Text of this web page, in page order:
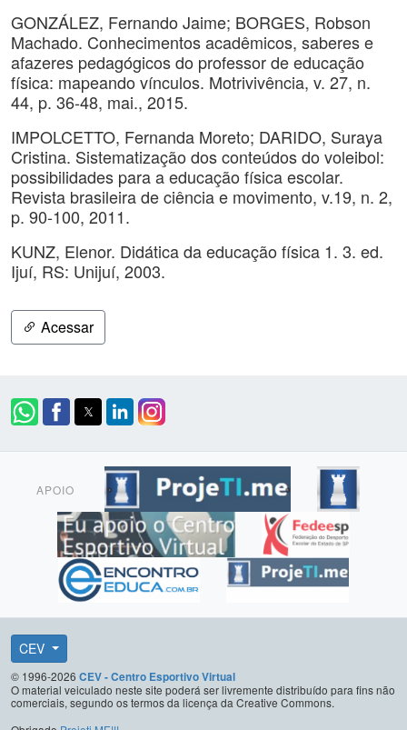
GONZÁLEZ, Fernando Jaime; BORGES, Robson
Machado. Conhecimentos acadêmicos, saberes e
afazeres pedagógicos do professor de educação
física: mapeando vínculos. Motrivivência, v. 27, n.
44, p. 36-48, mai., 2015.
IMPOLCETTO, Fernanda Moreto; DARIDO, Suraya
Cristina. Sistematização dos conteúdos do voleibol:
possibilidades para a educação física escolar.
Revista brasileira de ciência e movimento, v.19, n. 2,
p. 90-100, 2011.
KUNZ, Elenor. Didática da educação física 1. 3. ed.
Ijuí, RS: Unijuí, 2003.
Acessar
APOIO
CEV
© 1996-2026 CEV - Centro Esportivo Virtual
O material veiculado neste site poderá ser livremente distribuído para fins não
comerciais, segundo os termos da licença da Creative Commons.